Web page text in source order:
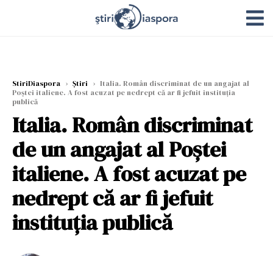
StiriDiaspora › Știri › Italia. Român discriminat de un angajat al
Poștei italiene. A fost acuzat pe nedrept că ar fi jefuit instituția
publică
Italia. Român discriminat
de un angajat al Poștei
italiene. A fost acuzat pe
nedrept că ar fi jefuit
instituția publică